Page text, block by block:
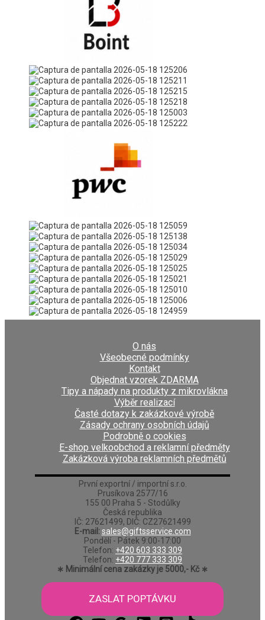
O nás
Všeobecné podmínky
Kontakt
Objednat vzorek ZDARMA
Tipy a nápady na produkty z mikrovlákna
Výběr realizací
Časté dotazy k zakázkové výrobě
Zásady ochrany osobních údajů
Podrobně o cookies
E-shop velkoobchod a reklamní předměty
Zakázková výroba reklamních předmětů
První exportní / importní s.r.o.
Prusíkova 2577/16
155 00 Praha 5 - Stodůlky
Česká republika
IČ: 27621499, DIČ: CZ27621499
E-mail: sales@giftsservice.com
Pondělí - Pátek 9:00-17:00
Telefon: +420 603 333 309
Telefon: +420 777 333 309
∗ Minimální cena zakázky je 5000,- Kč ∗
ZASLAT POPTÁVKU